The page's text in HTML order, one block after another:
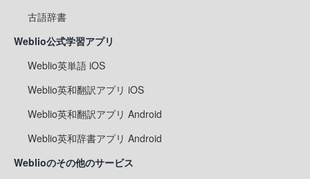
古語辞書
Weblio公式学習アプリ
Weblio英単語 iOS
Weblio英和翻訳アプリ iOS
Weblio英和翻訳アプリ Android
Weblio英和辞書アプリ Android
Weblioのその他のサービス